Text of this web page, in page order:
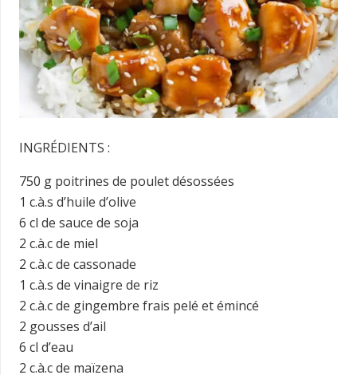
INGRÉDIENTS :
750 g poitrines de poulet désossées
1 c.à.s d’huile d’olive
6 cl de sauce de soja
2 c.à.c de miel
2 c.à.c de cassonade
1 c.à.s de vinaigre de riz
2 c.à.c de gingembre frais pelé et émincé
2 gousses d’ail
6 cl d’eau
2 c.à.c de maïzena